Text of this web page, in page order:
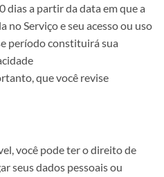
dias a partir da data em que a
no Serviço e seu acesso ou uso
período constituirá sua
que você revise
você pode ter o direito de
seus dados pessoais ou